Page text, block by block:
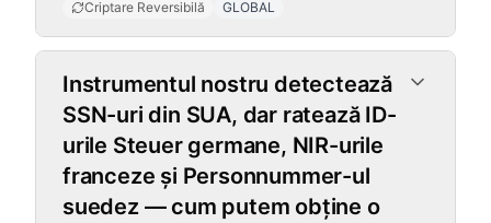
Criptare Reversibilă GLOBAL
Tipuri de Entitate
Instrumentul nostru detectează
SSN-uri din SUA, dar ratează ID-
urile Steuer germane, NIR-urile
franceze și Personnummer-ul
suedez — cum putem obține o